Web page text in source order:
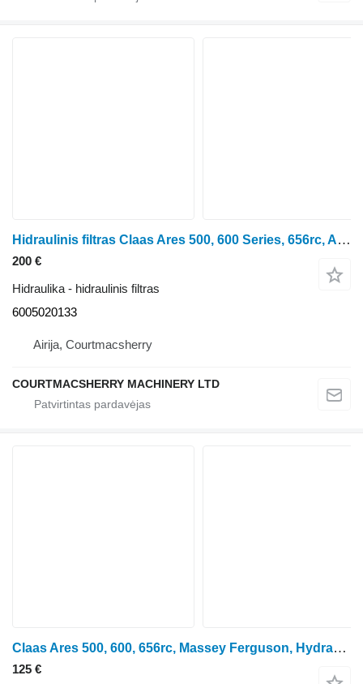
Hidraulinis filtras Claas Ares 500, 600 Series, 656rc, Arion 500, 600, Hydraulic Filter 60 6005020133 ratinio traktoriaus Claas Ares 656RC
200 €
Hidraulika - hidraulinis filtras
6005020133
Airija, Courtmacsherry
COURTMACSHERRY MACHINERY LTD
Claas Ares 500, 600, 656rc, Massey Ferguson, Hydraulic Lift Arm Lh 600 0237B02 ratinio traktoriaus
125 €